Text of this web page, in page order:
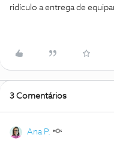
ridículo a entrega de
3 Comentários
Ana P.